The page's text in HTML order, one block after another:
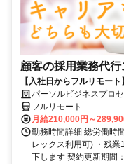
顧客の採用業務代行
【入社日からフルリモー
パーソルビジネスプロ
フルリモート
月給210,000円～
勤務時間詳細 総労働時
レックス利用可) ・残
下します 契約更新期間